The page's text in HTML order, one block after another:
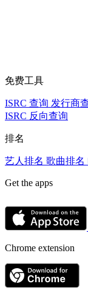
免费工具
ISRC 查询 发行商
ISRC 反向查询
排名
艺人排名 歌曲排名
Get the apps
Chrome extension